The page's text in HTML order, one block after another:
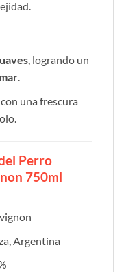
, logrando un
.
con una frescura
Perro
750ml
Argentina